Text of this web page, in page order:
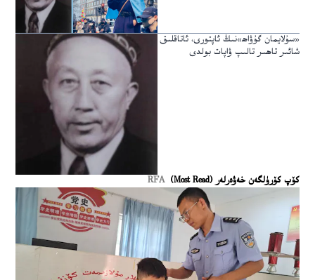
«سۇلايمان گۇۋاھ»نىڭ ئاپتورى، ئاتاقلىق
شائىر تاھىر تالىپ ۋاپات بولدى
كۆپ كۆرۈلگەن خەۋەرلەر (Most Read) RFA